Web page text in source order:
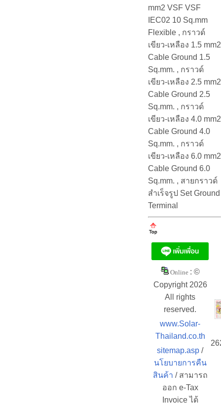
mm2 VSF VSF
IEC02 10 Sq.mm
Flexible , กราวด์
เขียว-เหลือง 1.5 mm2
Cable Ground 1.5
Sq.mm. , กราวด์
เขียว-เหลือง 2.5 mm2
Cable Ground 2.5
Sq.mm. , กราวด์
เขียว-เหลือง 4.0 mm2
Cable Ground 4.0
Sq.mm. , กราวด์
เขียว-เหลือง 6.0 mm2
Cable Ground 6.0
Sq.mm. , สายกราวด์
สำเร็จรูป Set Ground
Terminal
Online : ©
Copyright 2026
All rights
reserved.
www.Solar-
Thailand.co.th
sitemap.asp /
นโยบายการคืน
สินค้า / สามารถ
ออก e-Tax
Invoice ได้